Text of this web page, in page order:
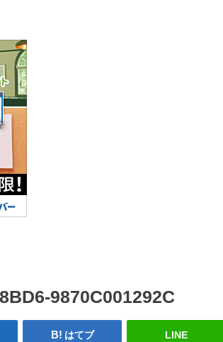
9870C001292C
はてブ LINE